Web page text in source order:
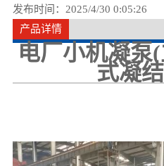
发布时间：2025/4/30 0:05:26
产品详情
电厂小机凝泵
式凝